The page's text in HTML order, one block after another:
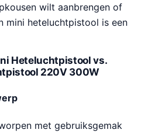
wilt aanbrengen of
mini heteluchtpistool is een
Heteluchtpistool vs.
220V 300W
met gebruiksgemak